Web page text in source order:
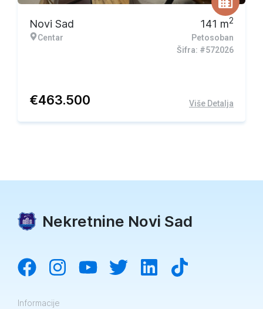
Novi Sad
Centar
141 m2
Petosoban
Šifra: #572026
€463.500 Više Detalja
Nekretnine Novi Sad
Informacije